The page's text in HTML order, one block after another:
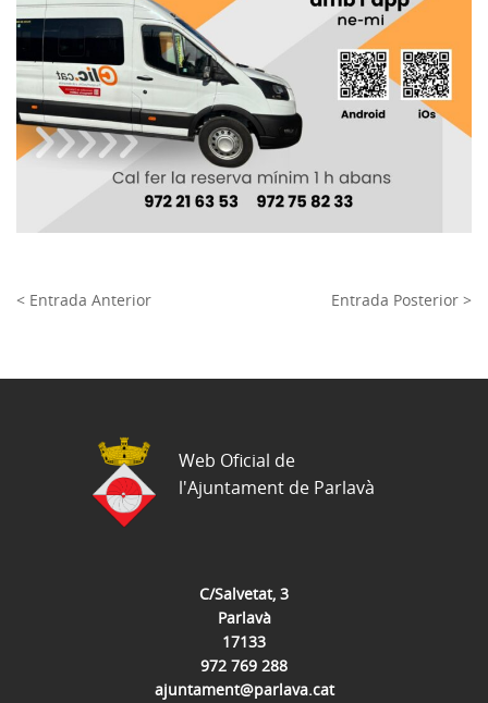
< Entrada Anterior Entrada Posterior >
C/Salvetat, 3
Parlavà
17133
972 769 288
ajuntament@parlava.cat
Web Oficial de
l'Ajuntament de Parlavà